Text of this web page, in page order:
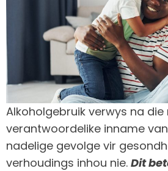
Alkoholgebruik verwys na
verantwoordelike inname
nadelige gevolge vir
verhoudings inhou nie. Dit